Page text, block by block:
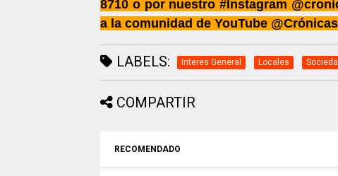
8710 o por nuestro #Instagram
a la comunidad de YouTube
LABELS: Interes General Locales
COMPARTIR
RECOMENDADO